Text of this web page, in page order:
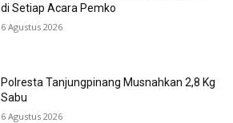
di Setiap Acara Pemko
6 Agustus 2026
Polresta Tanjungpinang Musnahkan 2,8 Kg
Sabu
6 Agustus 2026